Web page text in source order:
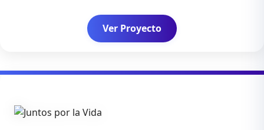
Ver Proyecto